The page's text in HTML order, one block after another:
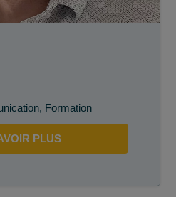
, Formation
PLUS